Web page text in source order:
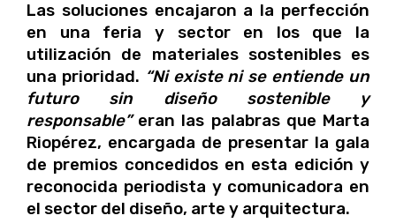
Las soluciones encajaron a la perfección
en una feria y sector en los que la
utilización de materiales sostenibles es
una prioridad. “Ni existe ni se entiende un
futuro sin diseño sostenible y
responsable” eran las palabras que Marta
Riopérez, encargada de presentar la gala
de premios concedidos en esta edición y
reconocida periodista y comunicadora en
el sector del diseño, arte y arquitectura.